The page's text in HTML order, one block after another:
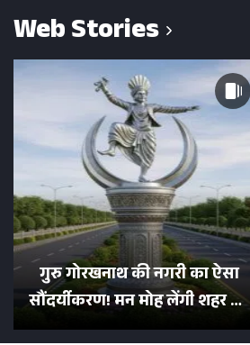
Web Stories
गुरु गोरखनाथ की नगरी का ऐसा
सौंदर्यीकरण! मन मोह लेंगी शहर की
सड़कें; देखें Photos